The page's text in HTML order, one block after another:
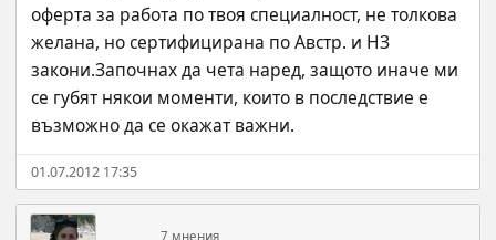
оферта за работа по твоя специалност, не толкова
желана, но сертифицирана по Австр. и НЗ
закони.Започнах да чета наред, защото иначе ми
се губят някои моменти, които в последствие е
възможно да се окажат важни.
01.07.2012 17:35
7 мнения